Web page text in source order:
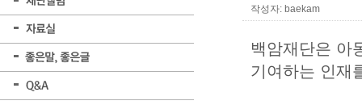
작성자: baekam
백암재단은 아
기여하는 인재